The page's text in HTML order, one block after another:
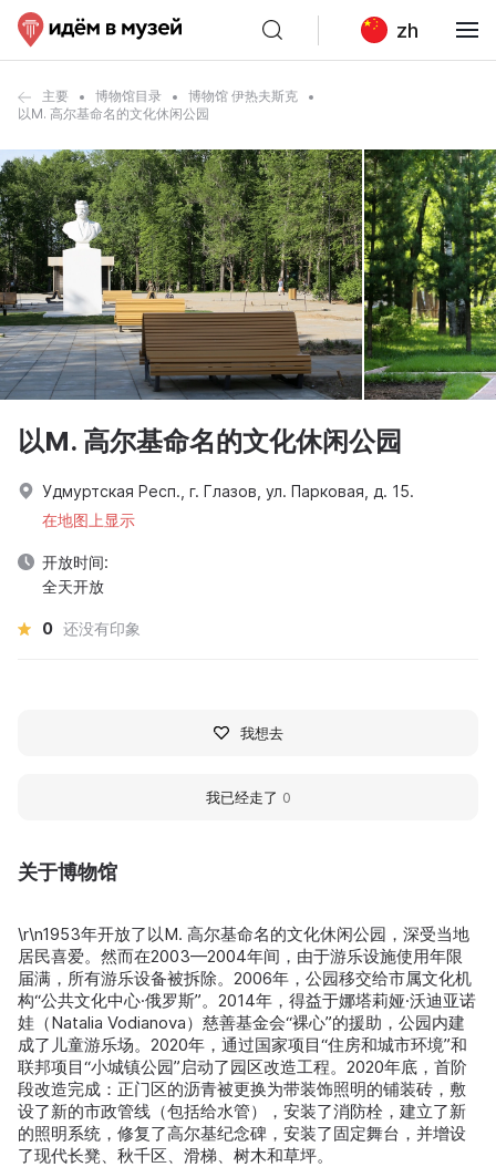
zh
主要 博物馆目录
博物馆 伊热夫斯克
以M. 高尔基命名的文化休闲公园
关于博物馆
\r\n1953年开放了以M. 高尔基命名的文化休闲公园，深受当地
居民喜爱。然而在2003—2004年间，由于游乐设施使用年限
届满，所有游乐设备被拆除。2006年，公园移交给市属文化机
构“公共文化中心·俄罗斯”。2014年，得益于娜塔莉娅·沃迪亚诺
娃（Natalia Vodianova）慈善基金会“裸心”的援助，公园内建
成了儿童游乐场。2020年，通过国家项目“住房和城市环境”和
联邦项目“小城镇公园”启动了园区改造工程。2020年底，首阶
段改造完成：正门区的沥青被更换为带装饰照明的铺装砖，敷
设了新的市政管线（包括给水管），安装了消防栓，建立了新
的照明系统，修复了高尔基纪念碑，安装了固定舞台，并增设
了现代长凳、秋千区、滑梯、树木和草坪。
以M. 高尔基命名的文化休闲公园
Удмуртская Респ., г. Глазов, ул. Парковая, д. 15.
在地图上显示
开放时间:
全天开放
0 还没有印象
我想去
我已经走了 0